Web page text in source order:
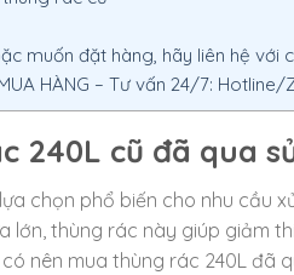
muốn đặt hàng, hãy liên hệ với
HÀNG – Tư vấn 24/7: Hotline/
240L cũ đã qua
chọn phổ biến cho nhu cầu
lớn, thùng rác này giúp giảm
nên mua thùng rác 240L đã